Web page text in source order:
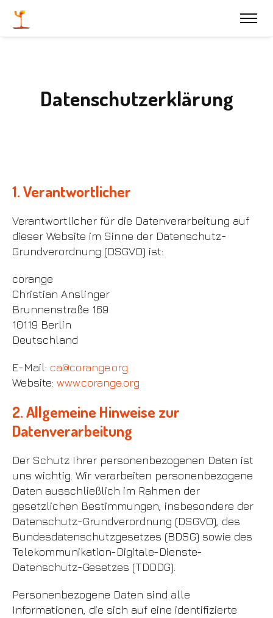
Datenschutzerklärung
1. Verantwortlicher
Verantwortlicher für die Datenverarbeitung auf
dieser Website im Sinne der Datenschutz-
Grundverordnung (DSGVO) ist:
corange
Christian Anslinger
Brunnenstraße 169
10119 Berlin
Deutschland
E-Mail: ca@corange.org
Website: www.corange.org
2. Allgemeine Hinweise zur
Datenverarbeitung
Der Schutz Ihrer personenbezogenen Daten ist
uns wichtig. Wir verarbeiten personenbezogene
Daten ausschließlich im Rahmen der
gesetzlichen Bestimmungen, insbesondere der
Datenschutz-Grundverordnung (DSGVO), des
Bundesdatenschutzgesetzes (BDSG) sowie des
Telekommunikation-Digitale-Dienste-
Datenschutz-Gesetzes (TDDDG).
Personenbezogene Daten sind alle
Informationen, die sich auf eine identifizierte